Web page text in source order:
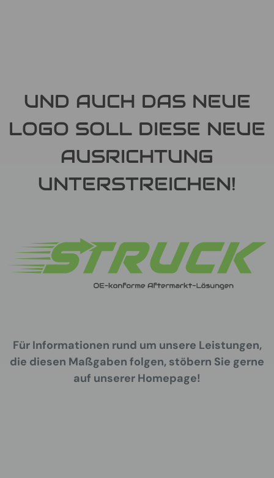
UND AUCH DAS NEUE
LOGO SOLL DIESE NEUE
AUSRICHTUNG
UNTERSTREICHEN!
Für Informationen rund um unsere Leistungen,
die diesen Maßgaben folgen, stöbern Sie gerne
auf unserer Homepage!